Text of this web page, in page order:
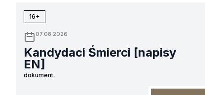
16+
07.08.2026
Kandydaci Śmierci [napisy
EN]
dokument